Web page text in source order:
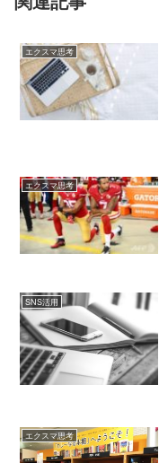
エクスマ思考
エクスマ思考
SNS活用
エクスマ思考